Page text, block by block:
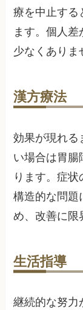
療を中止する
ます。個人
少なくありま
漢方療法
効果が現れる
い場合は胃腸
ります。症
構造的な問題
め、改善に限
生活指導
継続的な努力